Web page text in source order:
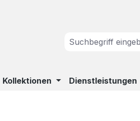
Kollektionen Dienstleistungen